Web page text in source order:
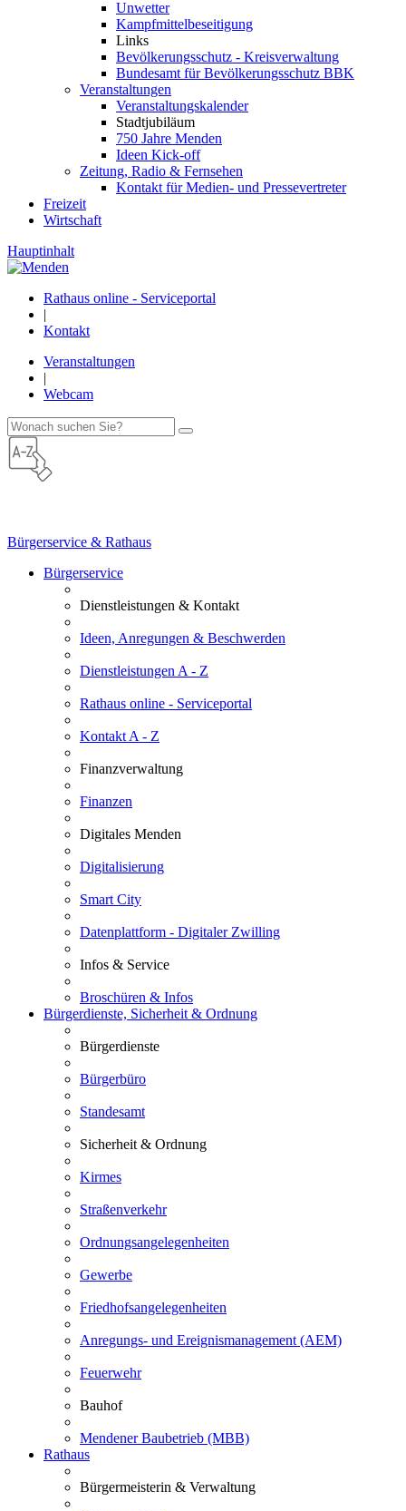
Unwetter
Kampfmittelbeseitigung
Links
Bevölkerungsschutz - Kreisverwaltung
Bundesamt für Bevölkerungsschutz BBK
Veranstaltungen
Veranstaltungskalender
Stadtjubiläum
750 Jahre Menden
Ideen Kick-off
Zeitung, Radio & Fernsehen
Kontakt für Medien- und Pressevertreter
Freizeit
Wirtschaft
Hauptinhalt
Rathaus online - Serviceportal
|
Kontakt
Veranstaltungen
|
Webcam
Bürgerservice & Rathaus
Bürgerservice
Dienstleistungen & Kontakt
Ideen, Anregungen & Beschwerden
Dienstleistungen A - Z
Rathaus online - Serviceportal
Kontakt A - Z
Finanzverwaltung
Finanzen
Digitales Menden
Digitalisierung
Smart City
Datenplattform - Digitaler Zwilling
Infos & Service
Broschüren & Infos
Bürgerdienste, Sicherheit & Ordnung
Bürgerdienste
Bürgerbüro
Standesamt
Sicherheit & Ordnung
Kirmes
Straßenverkehr
Ordnungsangelegenheiten
Gewerbe
Friedhofsangelegenheiten
Anregungs- und Ereignismanagement (AEM)
Feuerwehr
Bauhof
Mendener Baubetrieb (MBB)
Rathaus
Bürgermeisterin & Verwaltung